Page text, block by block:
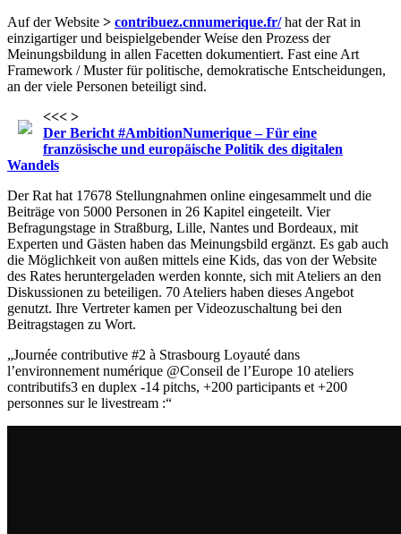
Auf der Website > contribuez.cnnumerique.fr/hat der Rat in
einzigartiger und beispielgebender Weise den Prozess der
Meinungsbildung in allen Facetten dokumentiert. Fast eine Art
Framework / Muster für politische, demokratische Entscheidungen,
an der viele Personen beteiligt sind.
<<< >
Der Bericht #AmbitionNumerique – Für eine
französische und europäische Politik des digitalen
Wandels
Der Rat hat 17678 Stellungnahmen online eingesammelt und die
Beiträge von 5000 Personen in 26 Kapitel eingeteilt. Vier
Befragungstage in Straßburg, Lille, Nantes und Bordeaux, mit
Experten und Gästen haben das Meinungsbild ergänzt. Es gab auch
die Möglichkeit von außen mittels eine Kids, das von der Website
des Rates heruntergeladen werden konnte, sich mit Ateliers an den
Diskussionen zu beteiligen. 70 Ateliers haben dieses Angebot
genutzt. Ihre Vertreter kamen per Videozuschaltung bei den
Beitragstagen zu Wort.
„Journée contributive #2 à Strasbourg Loyauté dans
l’environnement numérique @Conseil de l’Europe 10 ateliers
contributifs3 en duplex -14 pitchs, +200 participants et +200
personnes sur le livestream :“